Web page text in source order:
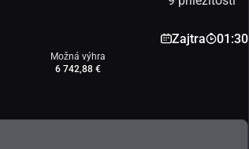
Zajtra 01:30
Možná výhra
6 742,88 €